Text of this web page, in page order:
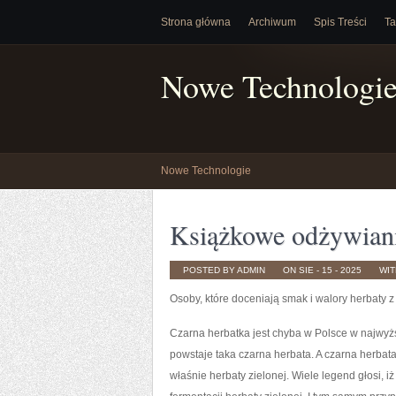
Strona główna Archiwum Spis Treści
Nowe
Nowe Technologie
Książkowe
POSTED BY ADMIN ON SIE - 15 - 2025
Osoby, które doceniają smak i walory herbaty
Czarna herbatka jest chyba w Polsce w
powstaje taka czarna herbata. A czarna
właśnie herbaty zielonej. Wiele legend głosi,